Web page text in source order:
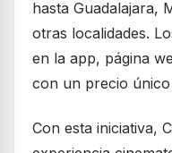
hasta Guadalajara,
otras localidades.
en la app, página
con un precio
Con esta iniciativa,